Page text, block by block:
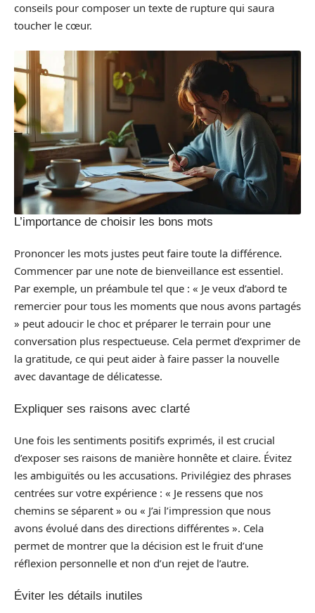
conseils pour composer un texte de rupture qui saura
toucher le cœur.
L’importance de choisir les bons mots
Prononcer les mots justes peut faire toute la différence.
Commencer par une note de bienveillance est essentiel.
Par exemple, un préambule tel que : « Je veux d’abord te
remercier pour tous les moments que nous avons partagés
» peut adoucir le choc et préparer le terrain pour une
conversation plus respectueuse. Cela permet d’exprimer de
la gratitude, ce qui peut aider à faire passer la nouvelle
avec davantage de délicatesse.
Expliquer ses raisons avec clarté
Une fois les sentiments positifs exprimés, il est crucial
d’exposer ses raisons de manière honnête et claire. Évitez
les ambiguïtés ou les accusations. Privilégiez des phrases
centrées sur votre expérience : « Je ressens que nos
chemins se séparent » ou « J’ai l’impression que nous
avons évolué dans des directions différentes ». Cela
permet de montrer que la décision est le fruit d’une
réflexion personnelle et non d’un rejet de l’autre.
Éviter les détails inutiles